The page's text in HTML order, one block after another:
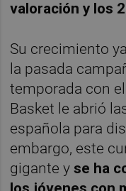
valoración y los
Su crecimiento
la pasada
temporada con
Basket le abrió
española para
embargo, este
gigante yse ha